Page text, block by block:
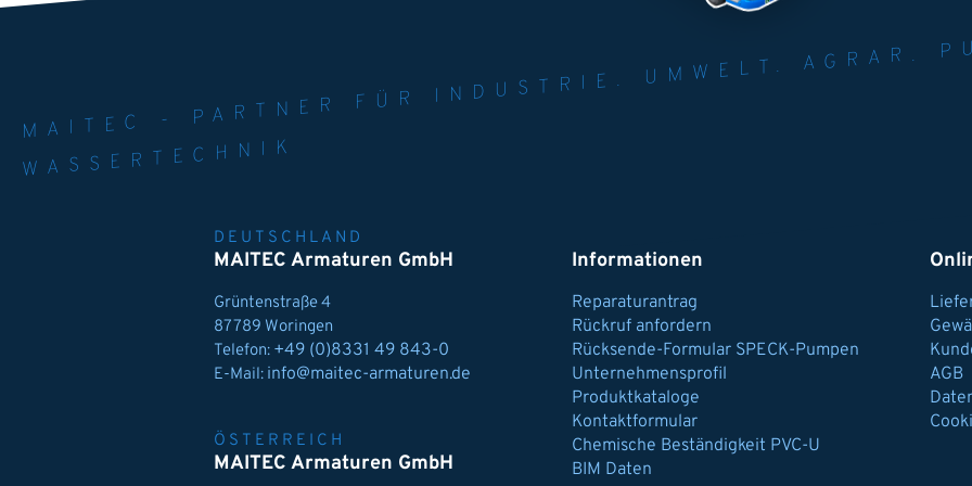
MAITEC - PARTNER FÜR
WELT. AGRAR.
MPEN
WASSERTECHNIK
DEUTSCHLAND
MAITEC Armaturen GmbH
Grüntenstraße 4
87789 Woringen
Telefon: +49 (0)8331 49 843-0
E-Mail: info@maitec-armaturen.de
ÖSTERREICH
MAITEC Armaturen GmbH
Informationen
Reparaturantrag
Rückruf anfordern
Rücksende-Formular SPECK-Pumpen
Unternehmensprofil
Produktkataloge
Kontaktformular
Chemische Beständigkeit PVC-U
BIM Daten
AGB